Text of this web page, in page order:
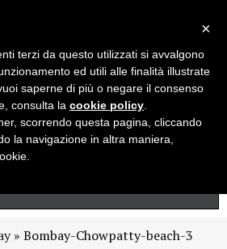
» Bombay-Chowpatty-beach-3
×
terzi da questo utilizzati si avvalgono
ed utili alle finalità illustrate
saperne di più o negare il consenso
consulta la cookie policy
scorrendo questa pagina, cliccando
la navigazione in altra maniera,